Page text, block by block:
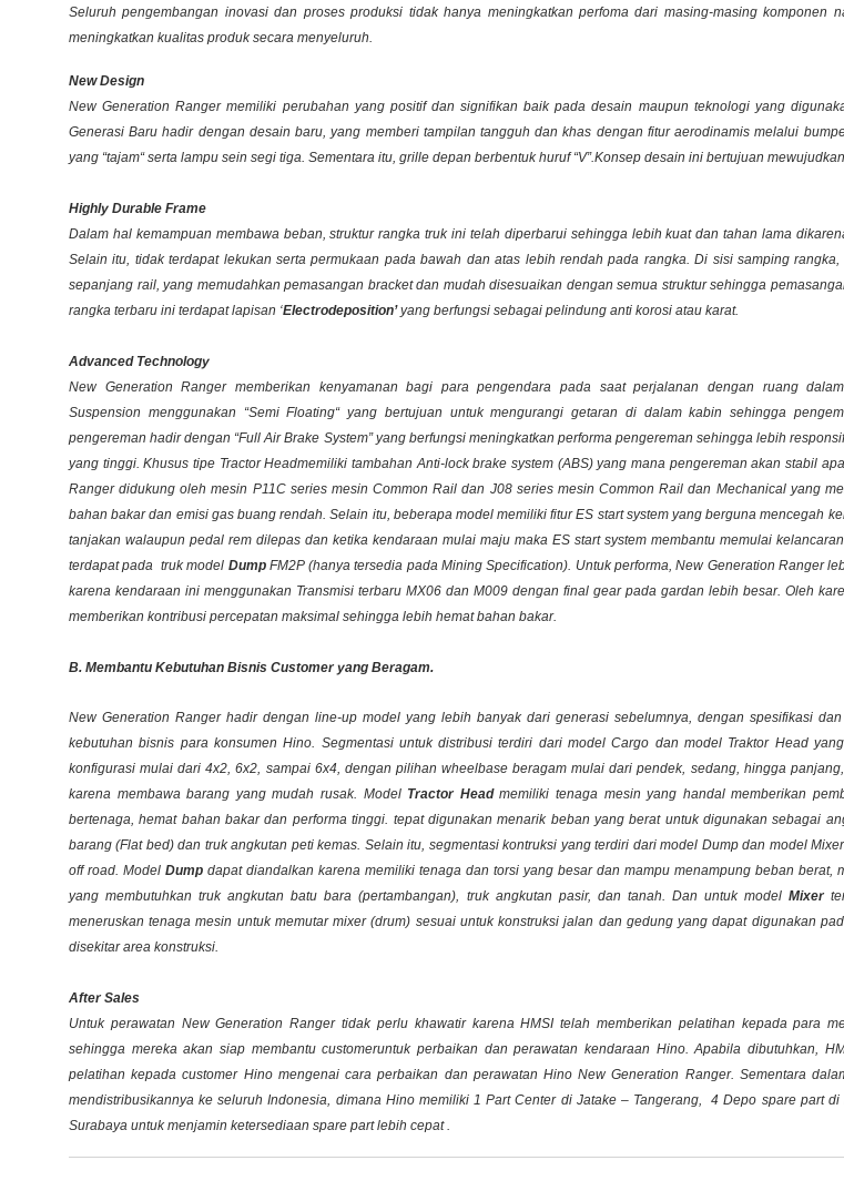
Seluruh pengembangan inovasi dan proses produksi tidak hanya meningkatkan perfoma dari masing-masing komponen
meningkatkan kualitas produk secara menyeluruh.
New Design
New Generation Ranger memiliki perubahan yang positif dan signifikan baik pada desain maupun teknologi yang
Generasi Baru hadir dengan desain baru ,yang memberi tampilan tangguh dan khas dengan fitur aerodinamis melalui
yang “tajam“ serta lampu sein segi tiga. Sementara itu, grille depan berbentuk huruf“V”.Konsep desain ini bertujuan
Highly Durable Frame
Dalam hal kemampuan membawa beban, struktur rangka truk ini telah diperbarui sehingga lebih kuat dan tahan lama
Selain itu, tidak terdapat lekukan serta permukaan pada bawah dan atas lebih rendah pada rangka. Di sisi samping
sepanjang rail, yang memudahkan pemasangan bracketdan mudah disesuaikan dengan semua struktur sehingga
rangka terbaru ini terdapat lapisan ‘Electrodeposition’yang berfungsi sebagai pelindung anti korosi atau karat.
Advanced Technology
New Generation Ranger memberikan kenyamanan bagi para pengendara pada saat perjalanan dengan ruang
Suspension menggunakan “Semi Floating“ yang bertujuan untuk mengurangi getaran di dalam kabin sehingga
pengereman hadir dengan “FullAirBrake System”yang berfungsi meningkatkan performa pengereman sehingga lebih
yang tinggi. Khusus tipe Tractor Headmemiliki tambahan Anti-lock brake system (ABS)yang mana pengereman akan stabil
Ranger didukung oleh mesin P11C series mesinCommon Raildan J08 series mesinCommon Rail dan Mechanical yang
bahan bakar dan emisi gas buang rendah. Selain itu, beberapa model memiliki fiturES start systemyang berguna mencegah
tanjakan walaupun pedal rem dilepas dan ketika kendaraan mulai maju makaES start system membantu memulai
terdapat pada truk model DumpFM2P (hanya tersedia padaMining Specification). Untuk performa, New Generation Ranger
karena kendaraan ini menggunakan Transmisi terbaru MX06 dan M009 dengan final gear pada gardan lebih besar. Oleh
memberikan kontribusi percepatan maksimal sehingga lebih hemat bahan bakar.
B. Membantu Kebutuhan Bisnis Customer yang Beragam.
New Generation Ranger hadir dengan line-up model yang lebih banyak dari generasi sebelumnya, dengan spesifikasi
kebutuhan bisnis para konsumen Hino. Segmentasi untuk distribusi terdiri dari modelCargo dan model Traktor Headyang
konfigurasi mulai dari 4x2, 6x2, sampai 6x4, dengan pilihanwheelbaseberagam mulai dari pendek, sedang, hingga
karena membawa barang yang mudah rusak. Model Tractor Headmemiliki tenaga mesin yang handal memberikan
bertenaga, hemat bahan bakar dan performa tinggi. tepat digunakan menarik beban yang berat untuk digunakan sebagai
barang (Flat bed) dan truk angkutan peti kemas. Selain itu, segmentasi kontruksi yang terdiri dari model Dumpdan modelMixer
off road. Model Dump dapat diandalkan karena memiliki tenaga dan torsi yang besar dan mampu menampung beban berat,
yang membutuhkan truk angkutan batu bara (pertambangan), truk angkutan pasir, dan tanah. Dan untuk modelMixer
meneruskan tenaga mesin untuk memutarmixer(drum) sesuai untuk konstruksi jalan dan gedung yang dapat digunakan
disekitar area konstruksi.
After Sales
Untuk perawatan New Generation Ranger tidak perlu khawatir karena HMSI telah memberikan pelatihan kepada para
sehingga mereka akan siap membantucustomeruntuk perbaikan dan perawatan kendaraan Hino. Apabila dibutuhkan,
pelatihan kepada customer Hino mengenai cara perbaikan dan perawatan Hino New Generation Ranger. Sementara
mendistribusikannya ke seluruh Indonesia, dimana Hino memiliki 1 Part Center di Jatake – Tangerang, 4 Depo spare part
Surabaya untuk menjamin ketersediaan spare part lebih cepat .